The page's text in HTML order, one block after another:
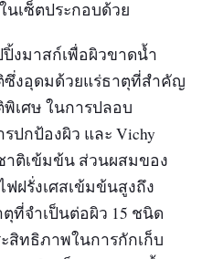
เซ็ตประกอบด้วย
ปิ้งมาสก์เพื่อผิวขาดน้ำ
งอุดมด้วยแร่ธาตุที่สำคัญ
เศษ ในการปลอบ
ปกป้องผิว และ Vichy
าติเข้มข้น ส่วนผสมของ
ฝรั่งเศสเข้มข้นสูงถึง
ที่จำเป็นต่อผิว 15 ชนิด
สิทธิภาพในการกักเก็บ